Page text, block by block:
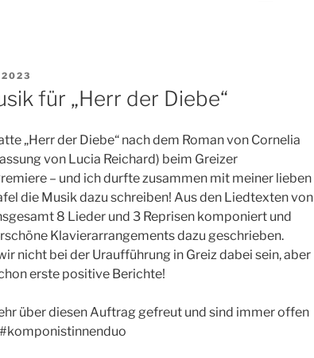
2023
für „Herr der Diebe“
„Herr der Diebe“ nach dem Roman von Cornelia
von Lucia Reichard) beim Greizer
– und ich durfte zusammen mit meiner lieben
die Musik dazu schreiben! Aus den Liedtexten von
8 Lieder und 3 Reprisen komponiert und
Klavierarrangements dazu geschrieben.
nicht bei der Uraufführung in Greiz dabei sein, aber
erste positive Berichte!
über diesen Auftrag gefreut und sind immer offen
#komponistinnenduo